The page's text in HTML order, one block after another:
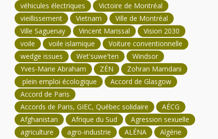
véhicules électriques
Victoire de Montréal
vieillissement
Vietnam
Ville de Montréal
Ville Saguenay
Vincent Marissal
Vision 2030
voile
voile islamique
Voiture conventionnelle
wedge issues
Wet'suwe'ten
Windsor
Yves-Marie Abraham
ZÉN
Zohran Mamdani
plein emploi écologique
Accord de Glasgow
Accord de Paris
Accords de Paris, GIEC, Québec solidaire
AÉCG
Afghanistan
Afrique du Sud
Agression sexuelle
agriculture
agro-industrie ALÉNA
Algérie